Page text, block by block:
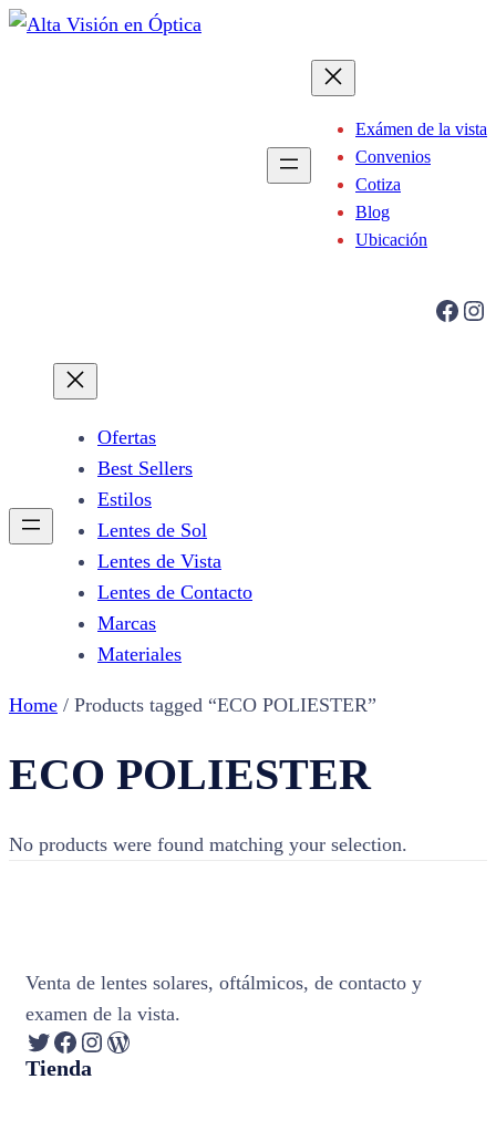
Saltar
Exámen de la vista
Convenios
Cotiza
Blog
Ubicación
Facebook Instagram
Ofertas
Best Sellers
Estilos
Lentes de Sol
Lentes de Vista
Lentes de Contacto
Marcas
Materiales
Home / Products tagged “ECO POLIESTER”
ECO POLIESTER
No products were found matching your selection.
Venta de lentes solares, oftálmicos, de contacto y
examen de la vista.
Twitter Facebook Instagram WordPress
Tienda